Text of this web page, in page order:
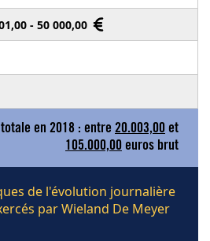
- 50 000,00
en 2018 : entre 20.003,00 et
105.000,00 euros brut
de l'évolution journalière
par Wieland De Meyer